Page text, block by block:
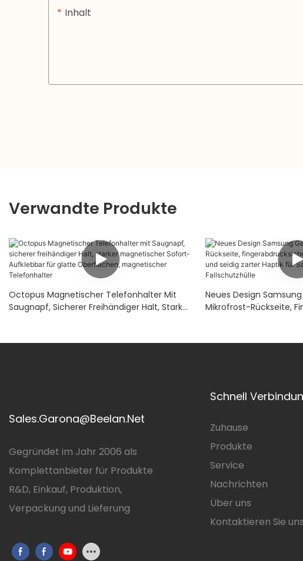
Inhalt
Verwandte Produkte
Octopus Magnetischer Telefonhalter Mit
Saugnapf, Sicherer Freihändiger Halt, Starker
Neues Design
Mikrofrost-Rückseite,
Fallschutzhülle
Sales.Garona@Beelan.Net
Gegründet im Jahr 2006 als
Komplettanbieter für Produkte
R&D, Einkauf, Produktion,
Verpackung und Lieferung
Schnell
Zuhause
Produkte
Service
Nachrichten
Über uns
Kontaktieren Sie uns